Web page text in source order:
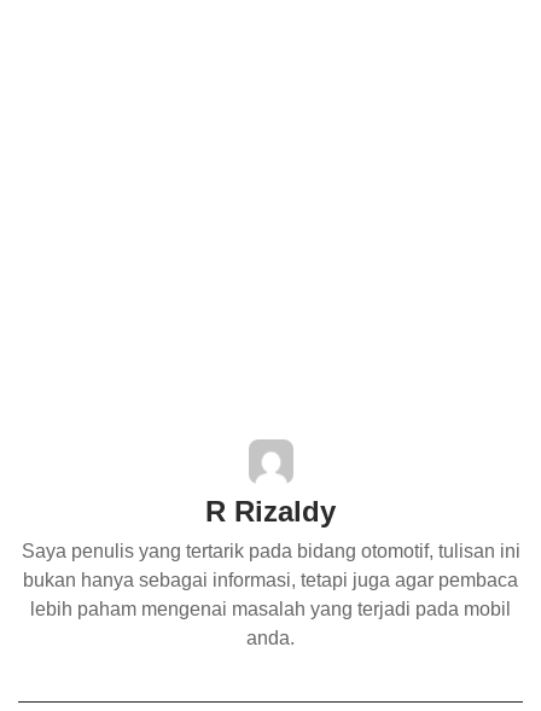
R Rizaldy
Saya penulis yang tertarik pada bidang otomotif, tulisan ini
bukan hanya sebagai informasi, tetapi juga agar pembaca
lebih paham mengenai masalah yang terjadi pada mobil
anda.